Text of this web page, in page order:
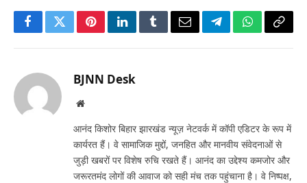
FacebookTwitterPinterestLinkedInTumblrEmailTelegramWhatsApp
Copy
BJNN Desk
Website
आनंद किशोर बिहार झारखंड न्यूज़ नेटवर्क में कॉपी एडिटर के रूप में
कार्यरत हैं। वे सामाजिक मुद्दों, जनहित और मानवीय संवेदनाओं से
जुड़ी खबरों पर विशेष रुचि रखते हैं। आनंद का उद्देश्य कमजोर और
जरूरतमंद लोगों की आवाज को सही मंच तक पहुंचाना है। वे निष्पक्ष,